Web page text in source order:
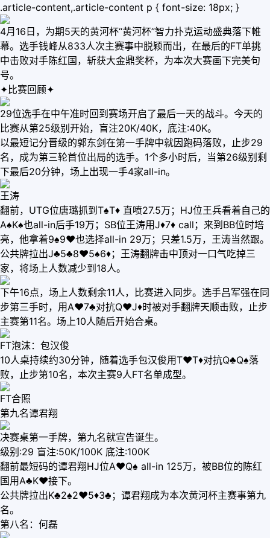
.article-content,.article-content p { font-size: 18px; }
4月16日，为期5天的黄河杯“黄河杯”智力扑克运动盛典落下帷
幕。选手钱峰从833人次主赛事中脱颖而出，在最后的FT单挑
中击败对手陈红国，斩获大金鼎奖杯，为本次大赛画下完美句
号。
✦比赛回顾✦
29位选手在中午准时回到赛场开启了最后一天的战斗。今天的
比赛从第25级别开始，盲注20K/40K，底注:40K。
以最短记分晋级的郭东剑在第一手牌中就因跑码落败，止步29
名，成为第三轮首位出局的选手。1个多小时后，当第26级别剩
下最后20分钟，场上出现一手4家all-in。
王涛
翻前，UTG位唐璐抓到T♠T♦ 直喷27.5万；HJ位王兵看着自己的
A♠K♠也all-in后手19万；SB位王涛用J♦7♦ call；来到BB位时培
亮，他拿着9♠9♥也选择all-in 29万；只差1.5万，王涛当然跟。
公共牌拉出J♣5♣8♥5♠6♦；王涛翻牌击中顶对一口气吃掉三
家，将场上人数减少到18人。
下午16点，场上人数剩余11人，比赛进入同步。选手吕军强在同
步第三手时，用A♥7♣对抗Q♥J♦时被对手翻牌天顺击败，止步
主赛第11名。场上10人随后开始合桌。
FT泡沫：包汉俊
10人桌持续约30分钟，随着选手包汉俊用T♥T♦对抗Q♣Q♠落
败，止步第10名，本次主赛9人FT名单成型。
FT合照
第九名谭君翔
决赛桌第一手牌，第九名就宣告诞生。
级别:29 盲注:50K/100K 底注:100K
翻前最短码的谭君翔HJ位A♥Q♠ all-in 125万，被BB位的陈红
国用A♣K♥接下。
公共牌拉出K♣2♠2♥5♦3♣；谭君翔成为本次黄河杯主赛事第九
名。
第八名：何磊